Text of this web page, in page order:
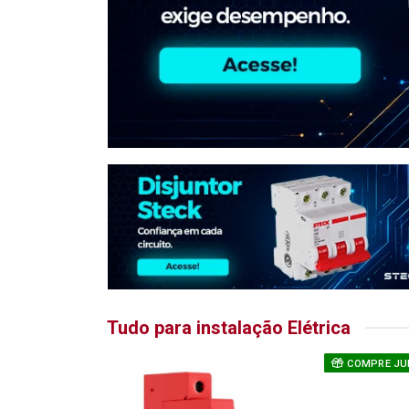
Tudo para instalação Elétrica
COMPRE